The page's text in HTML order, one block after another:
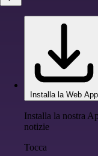
Installa la Web App
Installa la nostra
notizie
Tocca